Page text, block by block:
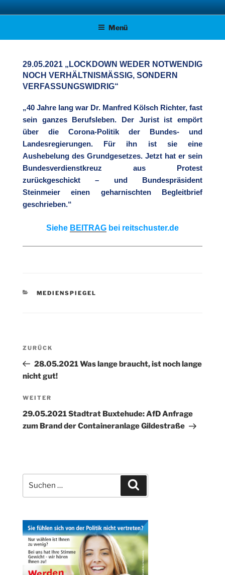
Zum
Inhalt AFD KREISVERBAND STADE
Menü
29.05.2021 „LOCKDOWN WEDER NOTWENDIG
NOCH VERHÄLTNISMÄSSIG, SONDERN V
ERFASSUNGSWIDRIG“
„40 Jahre lang war Dr. Manfred Kölsch Richter, fast
sein ganzes Berufsleben. Der Jurist ist empört
über die Corona-Politik der Bundes- und
Landesregierungen. Für ihn ist sie eine
Aushebelung des Grundgesetzes. Jetzt hat er sein
Bundesverdienstkreuz aus Protest
zurückgeschickt – und Bundespräsident
Steinmeier einen geharnischten Begleitbrief
geschrieben.“
Siehe BEITRAG bei reitschuster.de
KATEGORIEN
MEDIENSPIEGEL
Beitragsnavigation
Vorheriger
Beitrag
ZURÜCK
28.05.2021 Was lange braucht, ist noch lange
nicht gut!
Nächster
Beitrag
WEITER
29.05.2021 Stadtrat Buxtehude: AfD Anfrage
zum Brand der Containeranlage Gildestraße
nach: